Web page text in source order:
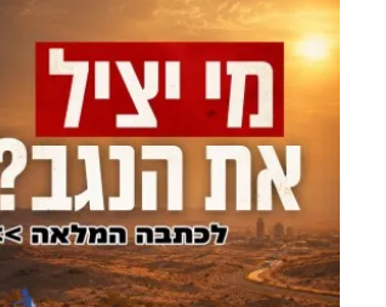
עוד בחדשות >
סוף טרגי לחיפושים: זוהתה
אלדר דיין מדימונה